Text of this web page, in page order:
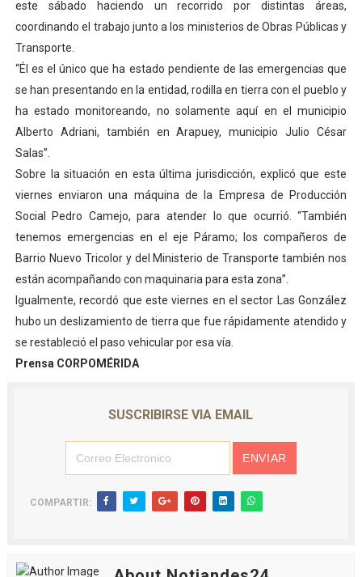
este sábado haciendo un recorrido por distintas áreas,
coordinando el trabajo junto a los ministerios de Obras Públicas y
Transporte.
“Él es el único que ha estado pendiente de las emergencias que
se han presentando en la entidad, rodilla en tierra con el pueblo y
ha estado monitoreando, no solamente aquí en el municipio
Alberto Adriani, también en Arapuey, municipio Julio César
Salas”.
Sobre la situación en esta última jurisdicción, explicó que este
viernes enviaron una máquina de la Empresa de Producción
Social Pedro Camejo, para atender lo que ocurrió. “También
tenemos emergencias en el eje Páramo; los compañeros de
Barrio Nuevo Tricolor y del Ministerio de Transporte también nos
están acompañando con maquinaria para esta zona”.
Igualmente, recordó que este viernes en el sector Las González
hubo un deslizamiento de tierra que fue rápidamente atendido y
se restableció el paso vehicular por esa vía.
Prensa CORPOMÉRIDA
SUSCRIBIRSE VIA EMAIL
COMPARTIR: